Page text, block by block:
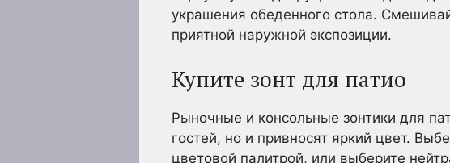
украшения обеденного стола.
приятной наружной экспозиции.
Купите зонт для патио
Рыночные и консольные зонтики для
гостей, но и привносят яркий цвет.
цветовой палитрой, или выберите